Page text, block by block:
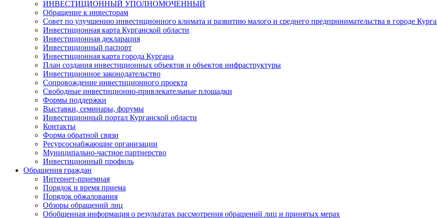
ИНВЕСТИЦИОННЫЙ УПОЛНОМОЧЕННЫЙ
Обращение к инвесторам
Совет по улучшению инвестиционного климата и развитию малого и среднего предпринимательства в городе
Инвестиционная карта Курганской области
Инвестиционная декларация
Инвестиционный паспорт
Инвестиционная карта города Кургана
План создания инвестиционных объектов и объектов инфраструктуры
Инвестиционное законодательство
Сопровождение инвестиционного проекта
Свободные инвестиционно-привлекательные площадки
Формы поддержки
Выставки, семинары, форумы
Инвестиционный портал Курганской области
Контакты
Форма обратной связи
Ресурсоснабжающие организации
Муниципально-частное партнерство
Инвестиционный профиль
Обращения граждан
Интернет-приемная
Порядок и время приема
Порядок обжалования
Обзоры обращений лиц
Обобщенная информация о результатах рассмотрения обращений лиц и принятых мерах